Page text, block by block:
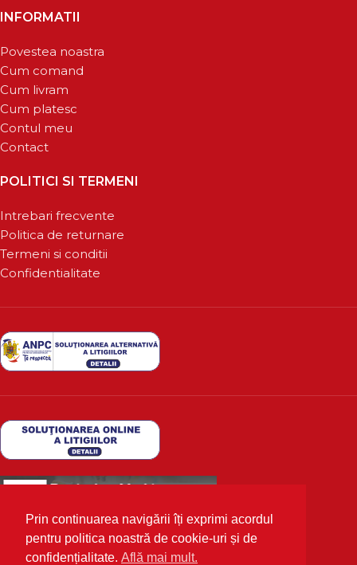
Prin continuarea navigării îți exprimi acordul
pentru politica noastră de cookie-uri și de
confidențialitate. Află mai mult.
INFORMATII
Povestea noastra
Cum comand
Cum livram
Cum platesc
Contul meu
Contact
POLITICI SI TERMENI
Intrebari frecvente
Politica de returnare
Termeni si conditii
Confidentialitate